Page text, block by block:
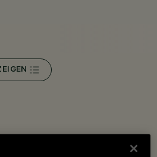
für den Einsatz mit LED-